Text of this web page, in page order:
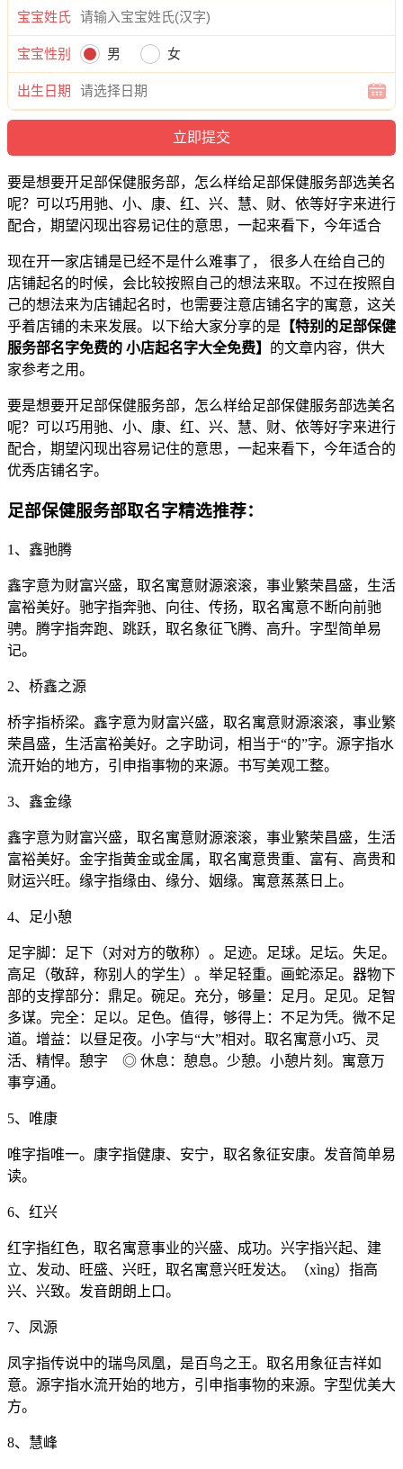
宝宝姓氏
宝宝性别 男 女
出生日期
要是想要开足部保健服务部，怎么样给足部保健服务部选美名
呢？可以巧用驰、小、康、红、兴、慧、财、依等好字来进行
配合，期望闪现出容易记住的意思，一起来看下，今年适合
现在开一家店铺是已经不是什么难事了， 很多人在给自己的
店铺起名的时候，会比较按照自己的想法来取。不过在按照自
己的想法来为店铺起名时，也需要注意店铺名字的寓意，这关
乎着店铺的未来发展。以下给大家分享的是 【特别的足部保健
服务部名字免费的 小店起名字大全免费】 的文章内容，供大
家参考之用。
要是想要开足部保健服务部，怎么样给足部保健服务部选美名
呢？可以巧用驰、小、康、红、兴、慧、财、依等好字来进行
配合，期望闪现出容易记住的意思，一起来看下，今年适合的
优秀店铺名字。
足部保健服务部取名字精选推荐：
1、鑫驰腾
鑫字意为财富兴盛，取名寓意财源滚滚，事业繁荣昌盛，生活
富裕美好。驰字指奔驰、向往、传扬，取名寓意不断向前驰
骋。腾字指奔跑、跳跃，取名象征飞腾、高升。字型简单易
记。
2、桥鑫之源
桥字指桥梁。鑫字意为财富兴盛，取名寓意财源滚滚，事业繁
荣昌盛，生活富裕美好。之字助词，相当于“的”字。源字指水
流开始的地方，引申指事物的来源。书写美观工整。
3、鑫金缘
鑫字意为财富兴盛，取名寓意财源滚滚，事业繁荣昌盛，生活
富裕美好。金字指黄金或金属，取名寓意贵重、富有、高贵和
财运兴旺。缘字指缘由、缘分、姻缘。寓意蒸蒸日上。
4、足小憩
足字脚：足下（对对方的敬称）。足迹。足球。足坛。失足。
高足（敬辞，称别人的学生）。举足轻重。画蛇添足。器物下
部的支撑部分：鼎足。碗足。充分，够量：足月。足见。足智
多谋。完全：足以。足色。值得，够得上：不足为凭。微不足
道。增益：以昼足夜。小字与“大”相对。取名寓意小巧、灵
活、精悍。憩字 ◎ 休息：憩息。少憩。小憩片刻。寓意万
事亨通。
5、唯康
唯字指唯一。康字指健康、安宁，取名象征安康。发音简单易
读。
6、红兴
红字指红色，取名寓意事业的兴盛、成功。兴字指兴起、建
立、发动、旺盛、兴旺，取名寓意兴旺发达。（xìng）指高
兴、兴致。发音朗朗上口。
7、凤源
凤字指传说中的瑞鸟凤凰，是百鸟之王。取名用象征吉祥如
意。源字指水流开始的地方，引申指事物的来源。字型优美大
方。
8、慧峰